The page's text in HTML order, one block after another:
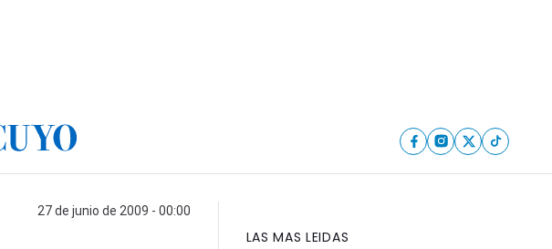
27 de junio de 2009 - 00:00
LAS MAS LEIDAS